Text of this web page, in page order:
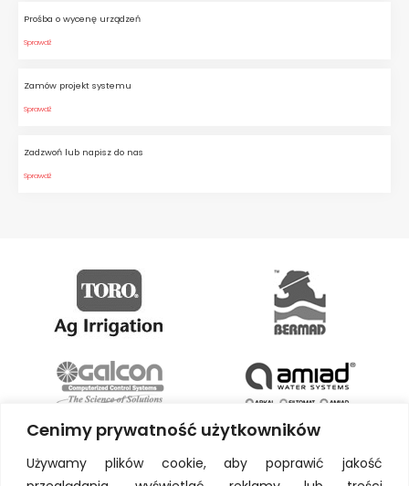
Cenimy prywatność użytkowników
Używamy plików cookie, aby poprawić jakość
Prośba o wycenę urządzeń
Sprawdź
Zamów projekt systemu
Sprawdź
Zadzwoń lub napisz do nas
Sprawdź